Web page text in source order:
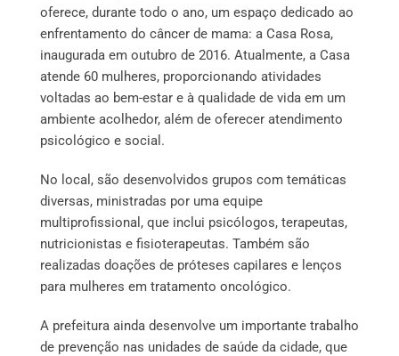
oferece, durante todo o ano, um espaço dedicado ao
enfrentamento do câncer de mama: a Casa Rosa,
inaugurada em outubro de 2016. Atualmente, a Casa
atende 60 mulheres, proporcionando atividades
voltadas ao bem-estar e à qualidade de vida em um
ambiente acolhedor, além de oferecer atendimento
psicológico e social.
No local, são desenvolvidos grupos com temáticas
diversas, ministradas por uma equipe
multiprofissional, que inclui psicólogos, terapeutas,
nutricionistas e fisioterapeutas. Também são
realizadas doações de próteses capilares e lenços
para mulheres em tratamento oncológico.
A prefeitura ainda desenvolve um importante trabalho
de prevenção nas unidades de saúde da cidade, que